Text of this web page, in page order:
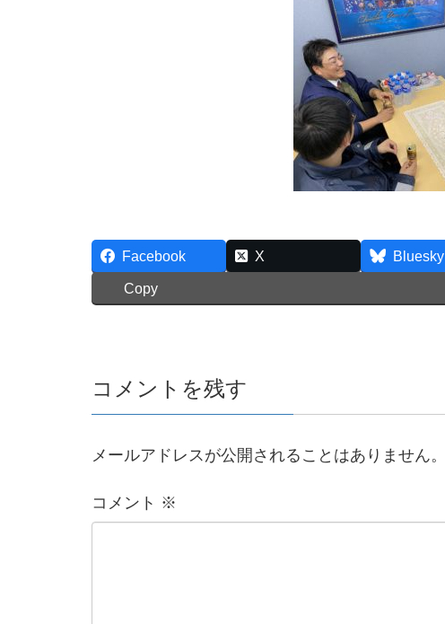
Facebook X Bluesky
Copy
コメントを残す
メールアドレスが公開されることはありません。
コメント ※